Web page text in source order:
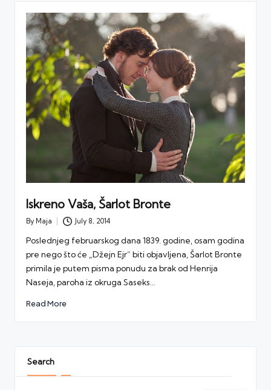
Iskreno Vaša, Šarlot Bronte
Posted
By Maja July 8, 2014
Poslednjeg februarskog dana 1839. godine, osam godina
pre nego što će „Džejn Ejr” biti objavljena, Šarlot Bronte
primila je putem pisma ponudu za brak od Henrija
Naseja, paroha iz okruga Saseks…
Read More
Search